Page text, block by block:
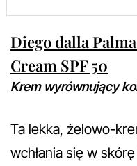
Diego dalla
Cream SPF 50
Krem wyrównujący
Ta lekka, żelowo-
wchłania się w